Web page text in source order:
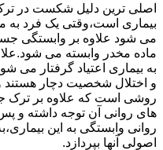
اصلی ترین دلیل شکست در ترک
بیماری است،وقتی یک فرد به
می شود علاوه بر وابستگی
ماده مخدر وابسته می
به بیماری اعتیاد گرفتار می
و اختلال شخصیت دچار هستند
روشی است که علاوه بر ترک
های روانی آن توجه داشته و پس
روانی وابستگی به این
اصولی آنها بپردازد.